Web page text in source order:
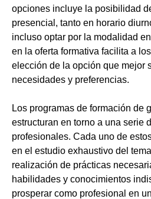
opciones incluye la posibilidad
presencial, tanto en horario
incluso optar por la modalidad
en la oferta formativa facilita a
elección de la opción que mejor
necesidades y preferencias.
Los programas de formación de
estructuran en torno a una serie
profesionales. Cada uno de
en el estudio exhaustivo del
realización de prácticas
habilidades y conocimientos
prosperar como profesional en